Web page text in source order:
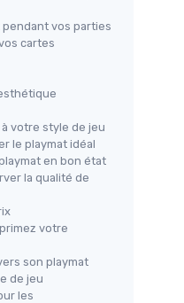
Little
pour les
cm
créatif
pendant vos parties
cartes
votre style de jeu
le playmat idéal
en bon état
la qualité de
votre
son playmat
de jeu
les